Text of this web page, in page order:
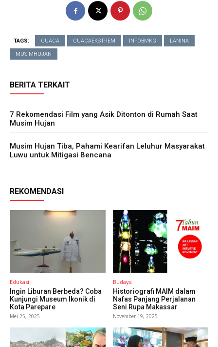
TAGS: CUACA CUACAEKSTREM INFOBMKG LANINA
MUSIMHUJAN
BERITA TERKAIT
7 Rekomendasi Film yang Asik Ditonton di Rumah Saat
Musim Hujan
Musim Hujan Tiba, Pahami Kearifan Leluhur Masyarakat
Luwu untuk Mitigasi Bencana
REKOMENDASI
Edukasi
Ingin Liburan Berbeda? Coba
Kunjungi Museum Ikonik di
Kota Parepare
Mei 25, 2025
Budaya
Historiografi MAIM dalam
Nafas Panjang Perjalanan
Seni Rupa Makassar
November 19, 2025